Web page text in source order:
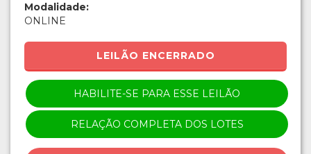
Modalidade:
ONLINE
LEILÃO ENCERRADO
HABILITE-SE PARA ESSE LEILÃO
RELAÇÃO COMPLETA DOS LOTES